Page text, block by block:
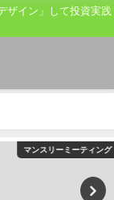
ザイン」して投資実践
マンスリーミーティング